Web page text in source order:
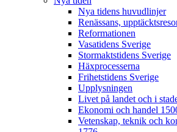
Nya tidens huvudlinjer
Renässans,
Reformationen
Vasatidens Sverige
Stormaktstidens Sverige
Häxprocesserna
Frihetstidens Sverige
Upplysningen
Livet på landet och i
Ekonomi och handel
Vetenskap, teknik och